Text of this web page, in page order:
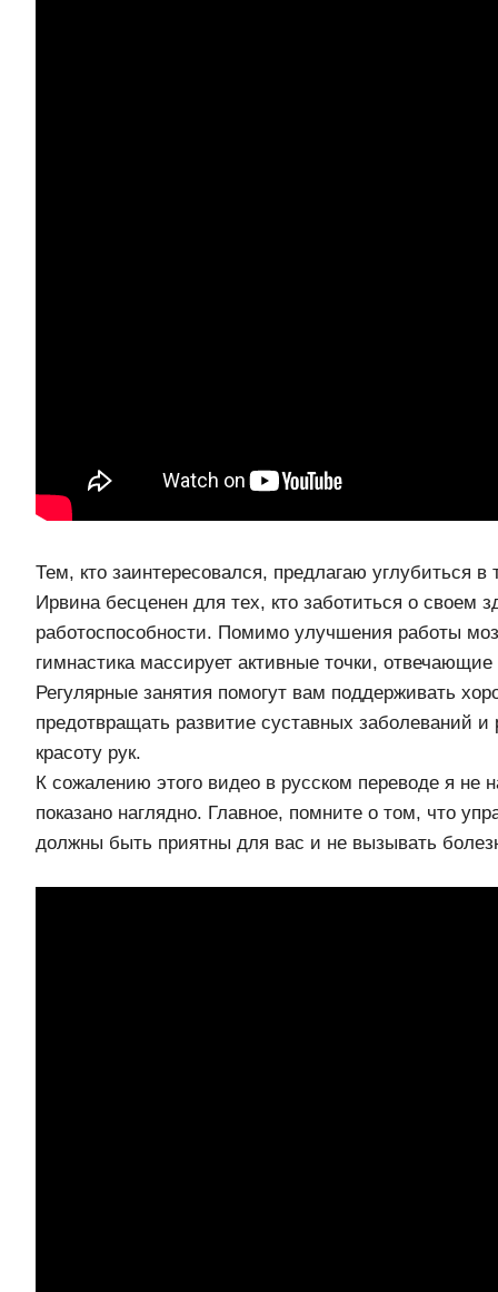
Тем, кто заинтересовался, предлагаю углубиться в
Ирвина бесценен для тех, кто заботиться о своем
работоспособности. Помимо улучшения работы
гимнастика массирует активные точки,
Регулярные занятия помогут вам поддерживать
предотвращать развитие суставных заболеваний и
красоту рук.
К сожалению этого видео в русском переводе я не
показано наглядно. Главное, помните о том, что
должны быть приятны для вас и не вызывать